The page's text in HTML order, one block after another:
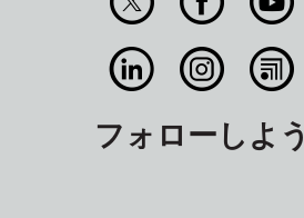
フォローしよう